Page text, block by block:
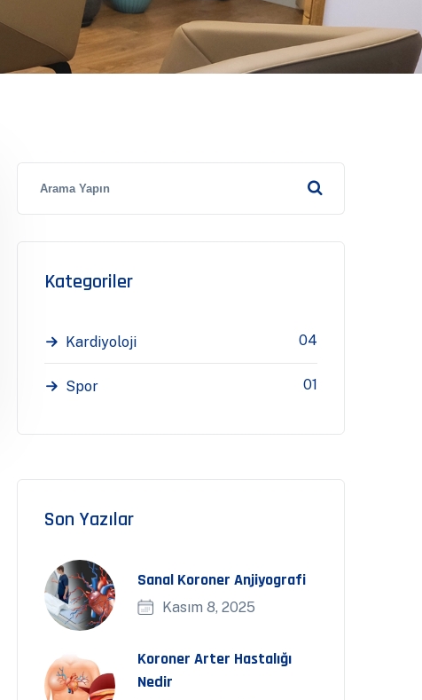
Kategoriler
Kardiyoloji 04
Spor 01
Son Yazılar
Sanal Koroner Anjiyografi
Kasım 8, 2025
Koroner Arter Hastalığı
Nedir